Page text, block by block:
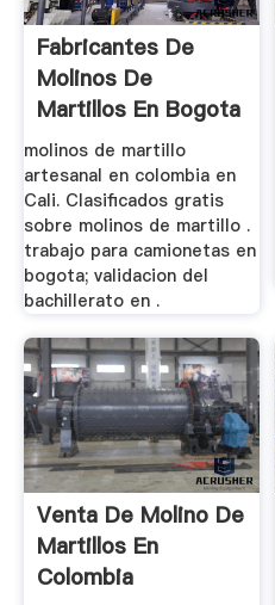
Fabricantes De
Molinos De
Martillos En Bogota
.
molinos de martillo
artesanal en colombia en
Cali. Clasificados gratis
sobre molinos de martillo .
trabajo para camionetas en
bogota; validacion del
bachillerato en .
Venta De Molino De
Martillos En
Colombia